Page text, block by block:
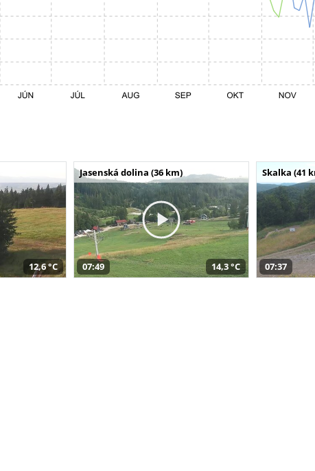
12,6 °C
Jasenská dolina (36 km)
07:49 14,3 °C
Skalka (41
07:37